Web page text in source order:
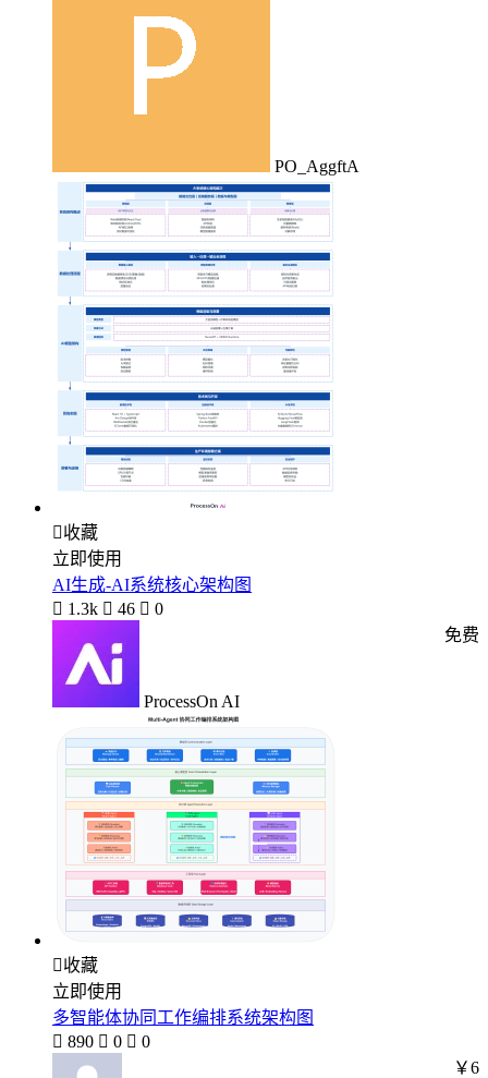
PO_AggftA
收藏
立即使用
AI生成-AI系统核心架构图
 1.3k  46  0
ProcessOn AI
免费
收藏
立即使用
多智能体协同工作编排系统架构图
 890  0  0
￥6